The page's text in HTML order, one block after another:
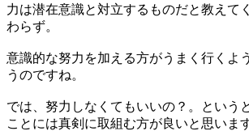
力は潜在意識と対立するものだと教えて
わらず。
意識的な努力を加える方がうまく行くよ
うのですね。
では、努力しなくてもいいの？。という
ことには真剣に取組む方が良いと思います